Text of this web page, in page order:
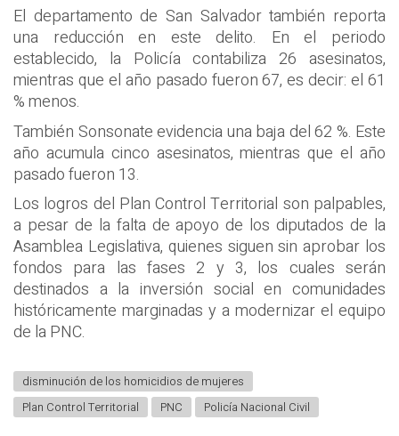
El departamento de San Salvador también reporta
una reducción en este delito. En el periodo
establecido, la Policía contabiliza 26 asesinatos,
mientras que el año pasado fueron 67, es decir: el 61
% menos.
También Sonsonate evidencia una baja del 62 %. Este
año acumula cinco asesinatos, mientras que el año
pasado fueron 13.
Los logros del Plan Control Territorial son palpables,
a pesar de la falta de apoyo de los diputados de la
Asamblea Legislativa, quienes siguen sin aprobar los
fondos para las fases 2 y 3, los cuales serán
destinados a la inversión social en comunidades
históricamente marginadas y a modernizar el equipo
de la PNC.
disminución de los homicidios de mujeres
Plan Control Territorial
PNC Policía Nacional Civil